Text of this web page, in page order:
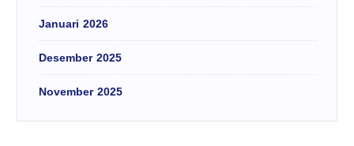
Januari 2026
Desember 2025
November 2025